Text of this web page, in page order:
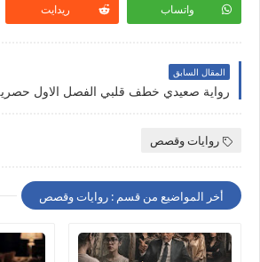
واتساب ريدايت
المقال السابق
رواية صعيدي خطف قلبي الفصل الاول
روايات وقصص
أخر المواضيع من قسم : روايات وقصص